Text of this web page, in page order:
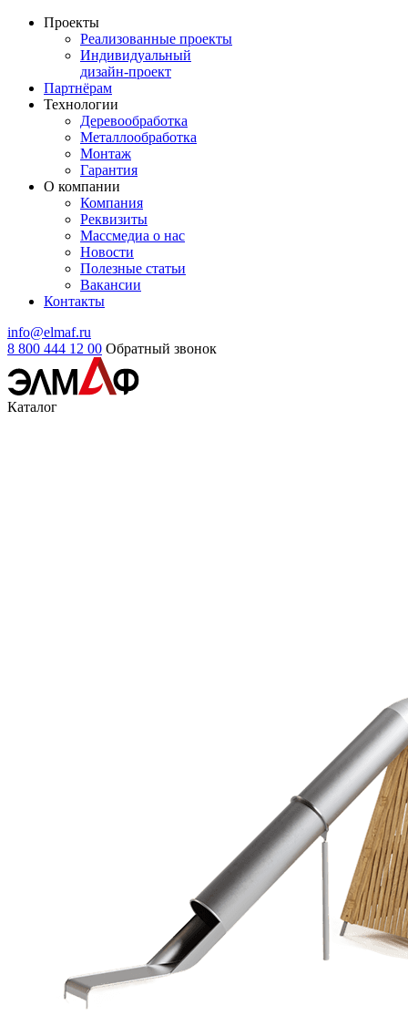
Проекты
Реализованные проекты
Индивидуальный
дизайн-проект
Партнёрам
Технологии
Деревообработка
Металлообработка
Монтаж
Гарантия
О компании
Компания
Реквизиты
Массмедиа о нас
Новости
Полезные статьи
Вакансии
Контакты
info@elmaf.ru
8 800 444 12 00 Обратный звонок
Каталог